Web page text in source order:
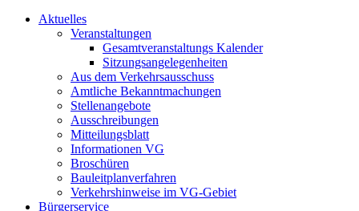
Aktuelles
Veranstaltungen
Gesamtveranstaltungs Kalender
Sitzungsangelegenheiten
Aus dem Verkehrsausschuss
Amtliche Bekanntmachungen
Stellenangebote
Ausschreibungen
Mitteilungsblatt
Informationen VG
Broschüren
Bauleitplanverfahren
Verkehrshinweise im VG-Gebiet
Bürgerservice